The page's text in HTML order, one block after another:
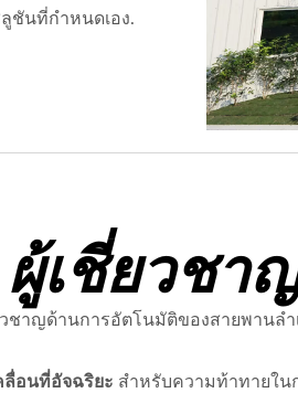
ชันที่กำหนดเอง.
ผู้เชี่ยวชา
วชาญด้านการอัตโนมัติของสายพานลำ
ลื่อนที่อัจฉริยะ สำหรับความท้าทายใน